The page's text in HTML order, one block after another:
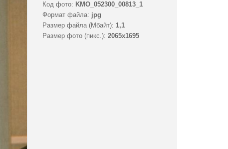
Код фото: KMO_052300_00813_1
Формат файла: jpg
Размер файла (Мбайт): 1,1
Размер фото (пикс.): 2065x1695